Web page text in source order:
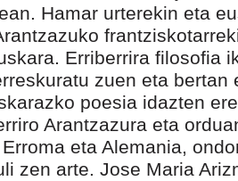
Hamar urterekin eta
Erriberrira filosofia
zuen eta bertan
poesia idazten
Arantzazura eta
eta Alemania,
zen arte. Jose Maria